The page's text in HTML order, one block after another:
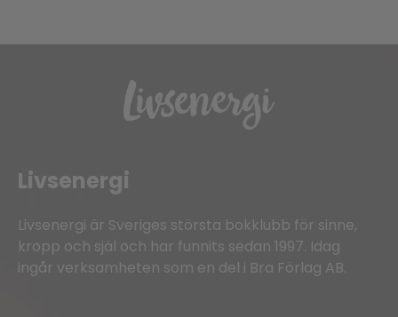
Livsenergi
Livsenergi är Sveriges största bokklubb för sinne,
kropp och själ och har funnits sedan 1997. Idag
ingår verksamheten som en del i Bra Förlag AB.